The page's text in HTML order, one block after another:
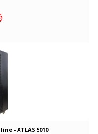
- ATLAS 5010